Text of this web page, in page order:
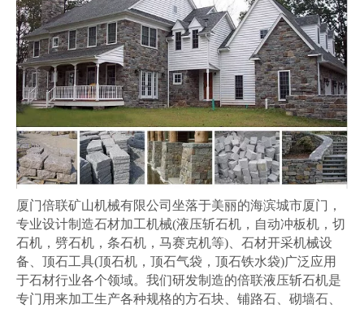
厦门倍联矿山机械有限公司坐落于美丽的海滨城市厦门，
专业设计制造石材加工机械(液压斩石机，自动冲板机，切
石机，劈石机，条石机，马赛克机等)、石材开采机械设
备、顶石工具(顶石机，顶石气袋，顶石铁水袋)广泛应用
于石材行业各个领域。我们研发制造的倍联液压斩石机是
专门用来加工生产各种规格的方石块、铺路石、砌墙石、